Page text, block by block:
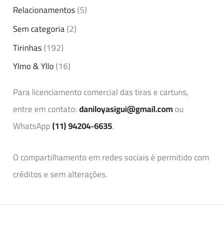
Relacionamentos(5)
Sem categoria(2)
Tirinhas(192)
Ylmo & Yllo(16)
Para licenciamento comercial das tiras e cartuns,
entre em contato:daniloyasigui@gmail.comou
WhatsApp(11) 94204-6635.
O compartilhamento em redes sociais é permitido com
créditos e sem alterações.